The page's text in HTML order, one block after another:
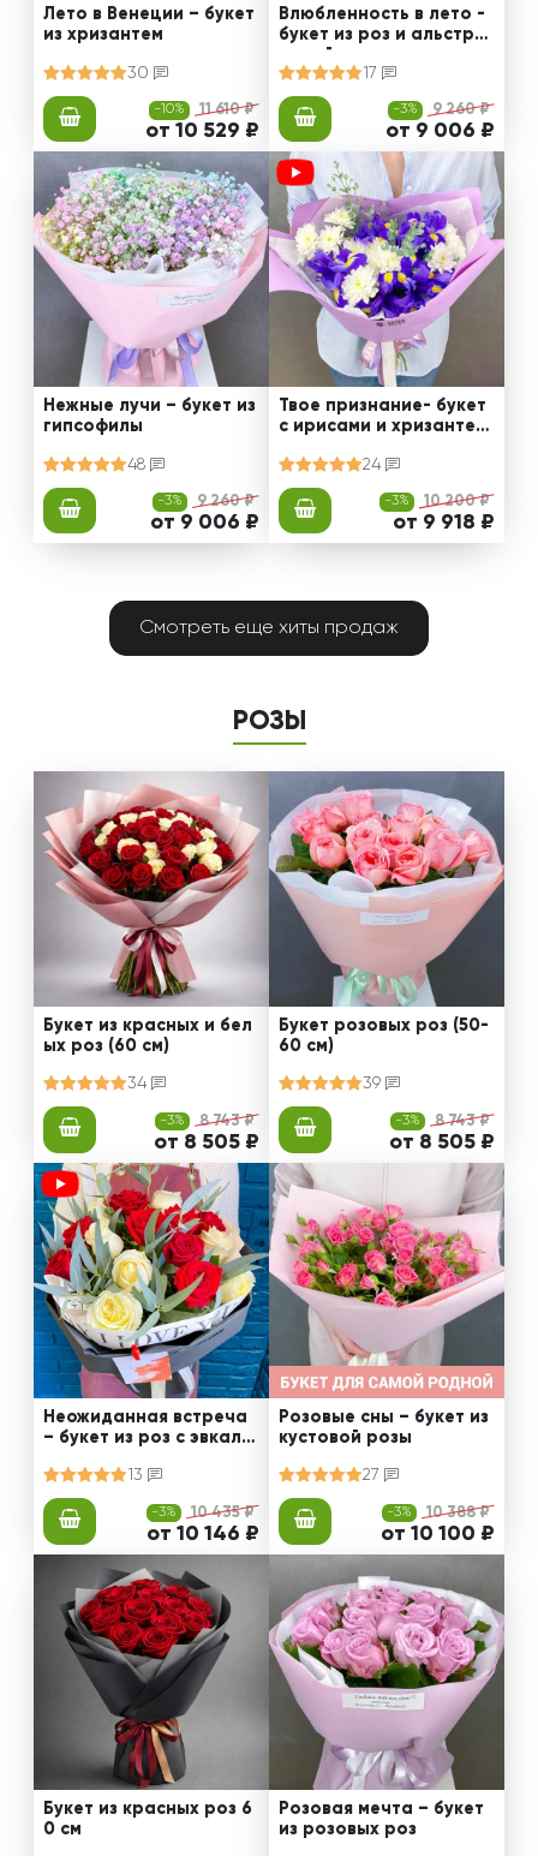
Лето в Венеции – букет
из хризантем
30
-10% 11 610 ₽
от 10 529 ₽
Влюбленность в лето -
букет из роз и альстро
мерий
17
-3% 9 260 ₽
от 9 006 ₽
Нежные лучи – букет из
гипсофилы
48
-3% 9 260 ₽
от 9 006 ₽
Твое признание- букет
с ирисами и хризантем
24
-3% 10 200 ₽
от 9 918 ₽
Смотреть еще хиты продаж
РОЗЫ
Букет из красных и бел
ых роз (60 см)
34
-3% 8 743 ₽
от 8 505 ₽
Букет розовых роз (50-
60 см)
39
-3% 8 743 ₽
от 8 505 ₽
Неожиданная встреча
– букет из роз с эвкали
13
-3% 10 435 ₽
от 10 146 ₽
Розовые сны – букет из
кустовой розы
27
-3% 10 388 ₽
от 10 100 ₽
Букет из красных роз 6
0 см
Розовая мечта – букет
из розовых роз